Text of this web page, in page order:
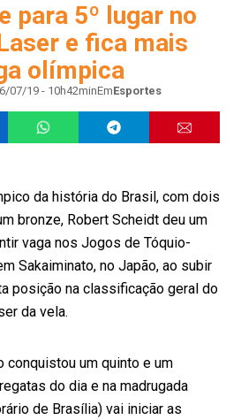
para 5º lugar no
e fica mais
olímpica
07/19 - 10h42minEmEsportes
da história do Brasil, com dois
bronze, Robert Scheidt deu um
vaga nos Jogos de Tóquio-
Sakaiminato, no Japão, ao subir
posição na classificação geral do
da vela.
conquistou um quinto e um
do dia e na madrugada
de Brasília) vai iniciar as